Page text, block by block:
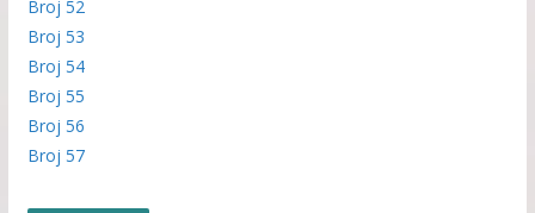
Broj 52
Broj 53
Broj 54
Broj 55
Broj 56
Broj 57